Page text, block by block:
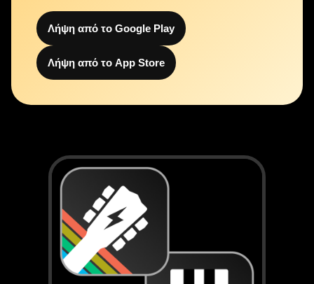
Λήψη από το Google Play
Λήψη από το App Store